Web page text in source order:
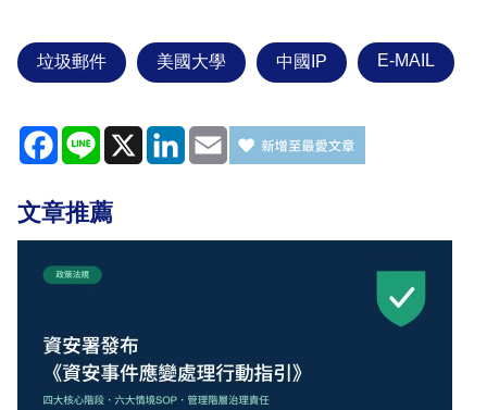
垃圾郵件 美國大學 中國IP E-MAIL
Facebook
Line X LinkedIn
Email
文章推薦